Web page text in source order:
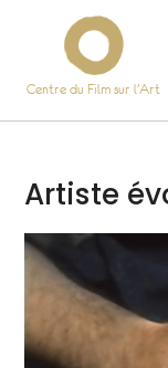
Centre du Film sur l’Art
Artiste